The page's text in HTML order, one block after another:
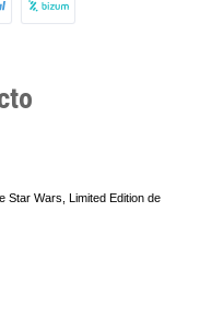
Star Wars, Limited Edition de